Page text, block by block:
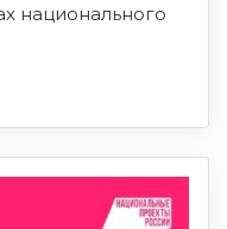
национального